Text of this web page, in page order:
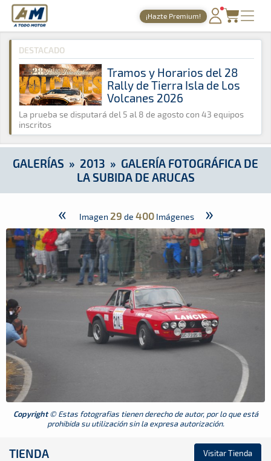
A Todo Motor · Revista del motor desde 1999
¡Hazte Premium!
PORTADA
TIEMPOS ONLINE
NOTICIAS
AGENDA
GALERÍAS
TIENDA
A Todo Motor » Galerías » 2013 » Galería Fotográfica de la
DESTACADO
Tramos y Horarios del 28
Rally de Tierra Isla de Los
Volcanes 2026
La prueba se disputará del 5 al 8 de agosto con 43 equipos
inscritos
GALERÍAS » 2013 » GALERÍA FOTOGRÁFICA DE
LA SUBIDA DE ARUCAS
« Imagen 29 de 400Imágenes »
Copyright© Estas fotografias tienen derecho de autor, por lo que está
prohibida su utilización sin la expresa autorización.
TIENDA Visitar Tienda